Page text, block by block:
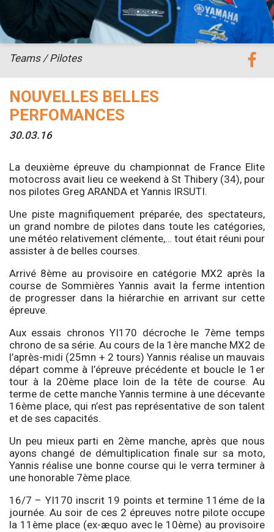
NOUVELLES BELLES
PERFOMANCES
30.03.16
Teams / Pilotes
La deuxième épreuve du championnat de France Elite
motocross avait lieu ce weekend à St Thibery (34), pour
nos pilotes Greg ARANDA et Yannis IRSUTI.
Une piste magnifiquement préparée, des spectateurs,
un grand nombre de pilotes dans toute les catégories,
une météo relativement clémente,… tout était réuni pour
assister à de belles courses.
Arrivé 8ème au provisoire en catégorie MX2 après la
course de Sommières Yannis avait la ferme intention
de progresser dans la hiérarchie en arrivant sur cette
épreuve.
Aux essais chronos YI170 décroche le 7ème temps
chrono de sa série. Au cours de la 1ère manche MX2 de
l’après-midi (25mn + 2 tours) Yannis réalise un mauvais
départ comme à l’épreuve précédente et boucle le 1er
tour à la 20ème place loin de la tête de course. Au
terme de cette manche Yannis termine à une décevante
16ème place, qui n’est pas représentative de son talent
et de ses capacités.
Un peu mieux parti en 2ème manche, après que nous
ayons changé de démultiplication finale sur sa moto,
Yannis réalise une bonne course qui le verra terminer à
une honorable 7ème place.
16/7 – YI170 inscrit 19 points et termine 11éme de la
journée. Au soir de ces 2 épreuves notre pilote occupe
la 11ème place (ex-æquo avec le 10ème) au provisoire